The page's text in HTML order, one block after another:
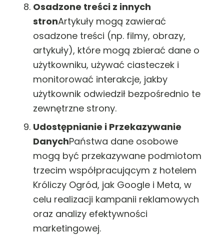
Osadzone treści z innych
stronArtykuły mogą zawierać
osadzone treści (np. filmy, obrazy,
artykuły), które mogą zbierać dane o
użytkowniku, używać ciasteczek i
monitorować interakcje, jakby
użytkownik odwiedził bezpośrednio te
zewnętrzne strony.
Udostępnianie i Przekazywanie
DanychPaństwa dane osobowe
mogą być przekazywane podmiotom
trzecim współpracującym z hotelem
Króliczy Ogród, jak Google i Meta, w
celu realizacji kampanii reklamowych
oraz analizy efektywności
marketingowej.